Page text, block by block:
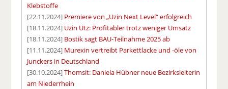
Klebstoffe
[22.11.2024] Premiere von „Uzin Next Level“ erfolgreich
[18.11.2024] Uzin Utz: Profitabler trotz weniger Umsatz
[18.11.2024] Bostik sagt BAU-Teilnahme 2025 ab
[11.11.2024] Murexin vertreibt Parkettlacke und -öle von
Junckers in Deutschland
[30.10.2024]Thomsit: Daniela Hübner neue Bezirksleiterin
am Niederrhein